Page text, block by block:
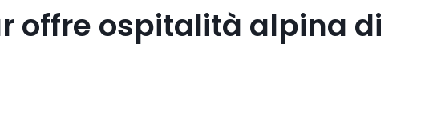
offre ospitalità alpina di